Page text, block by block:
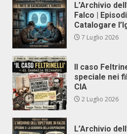
L’Archivio
Falco |
Catalogare
7 Luglio 2026
Il caso
speciale nei
CIA
2 Luglio 2026
L’Archivio